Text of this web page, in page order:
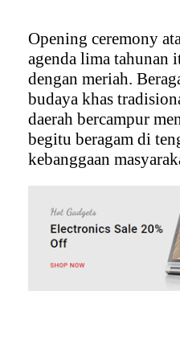
Opening ceremony
agenda lima tahunan
dengan meriah.
budaya khas
daerah bercampur
begitu beragam di
kebanggaan